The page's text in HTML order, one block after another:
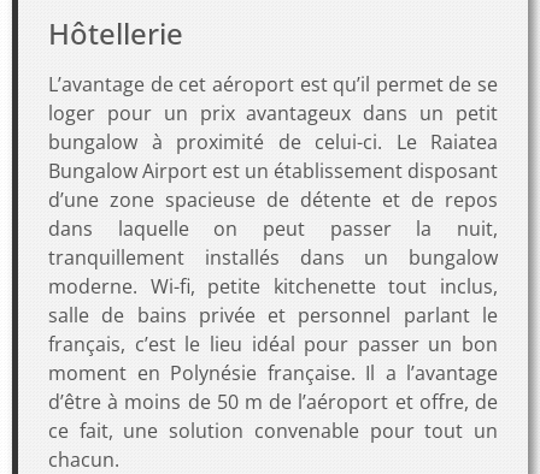
Hôtellerie
L’avantage de cet aéroport est qu’il permet de se
loger pour un prix avantageux dans un petit
bungalow à proximité de celui-ci. Le Raiatea
Bungalow Airport est un établissement disposant
d’une zone spacieuse de détente et de repos
dans laquelle on peut passer la nuit,
tranquillement installés dans un bungalow
moderne. Wi-fi, petite kitchenette tout inclus,
salle de bains privée et personnel parlant le
français, c’est le lieu idéal pour passer un bon
moment en Polynésie française. Il a l’avantage
d’être à moins de 50 m de l’aéroport et offre, de
ce fait, une solution convenable pour tout un
chacun.